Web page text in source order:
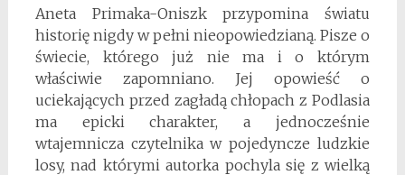
Aneta Primaka-Oniszk przypomina światu
historię nigdy w pełni nieopowiedzianą. Pisze o
świecie, którego już nie ma i o którym
właściwie zapomniano. Jej opowieść o
uciekających przed zagładą chłopach z Podlasia
ma epicki charakter, a jednocześnie
wtajemnicza czytelnika w pojedyncze ludzkie
losy, nad którymi autorka pochyla się z wielką